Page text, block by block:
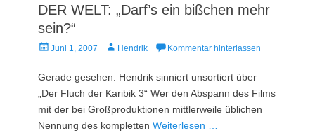
DER WELT: „Darf’s ein bißchen mehr
sein?“
Veröffentlicht
Juni 1, 2007 AutorHendrik Kommentar hinterlassen
Gerade gesehen: Hendrik sinniert unsortiert über
„Der Fluch der Karibik 3“ Wer den Abspann des Films
mit der bei Großproduktionen mittlerweile üblichen
Nennung des kompletten Weiterlesen …